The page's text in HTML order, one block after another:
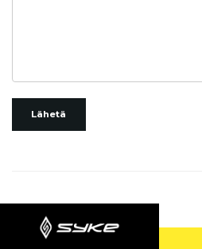
Lähetä